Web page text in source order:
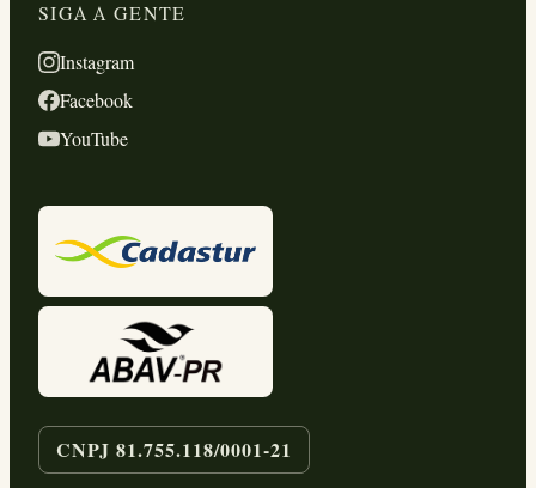
SIGA A GENTE
Instagram
Facebook
YouTube
CNPJ 81.755.118/0001-21